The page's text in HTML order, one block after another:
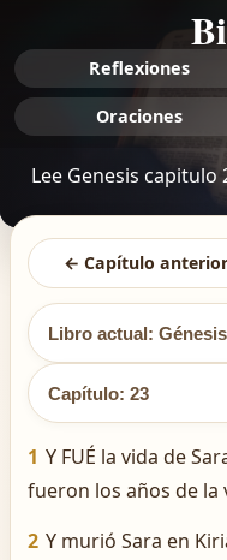
Reflexiones
Oraciones
Lee Genesis capitulo
← Capítulo anterior
Libro actual: Génesis
Capítulo: 23
1 Y FUÉ la vida de
fueron los años de la
2 Y murió Sara en